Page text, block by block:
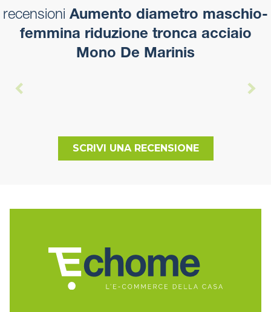
recensioni Aumento diametro maschio-
femmina riduzione tronca acciaio
Mono De Marinis
SCRIVI UNA RECENSIONE